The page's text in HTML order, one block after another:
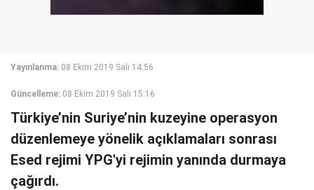
Yayınlanma: 08 Ekim 2019 Salı 14:56
Güncelleme: 08 Ekim 2019 Salı 15:16
Türkiye’nin Suriye’nin kuzeyine operasyon
düzenlemeye yönelik açıklamaları sonrası
Esed rejimi YPG'yi rejimin yanında durmaya
çağırdı.